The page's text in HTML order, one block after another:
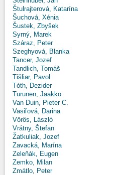
Štulrajterová, Katarína
Šuchová, Xénia
Šustek, Zbyšek
Syrný, Marek
Száraz, Peter
Szeghyová, Blanka
Tancer, Jozef
Tandlich, Tomáš
Tišliar, Pavol
Tóth, Dezider
Turunen, Jaakko
Van Duin, Pieter C.
Vasiľová, Darina
Vörös, László
Vrátny, Štefan
Žatkuliak, Jozef
Zavacká, Marína
Zeleňák, Eugen
Zemko, Milan
Zmátlo, Peter